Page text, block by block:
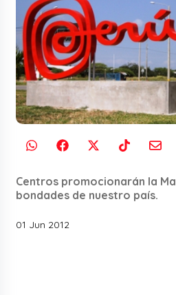
Centros promocionarán la
bondades de nuestro país.
01 Jun 2012